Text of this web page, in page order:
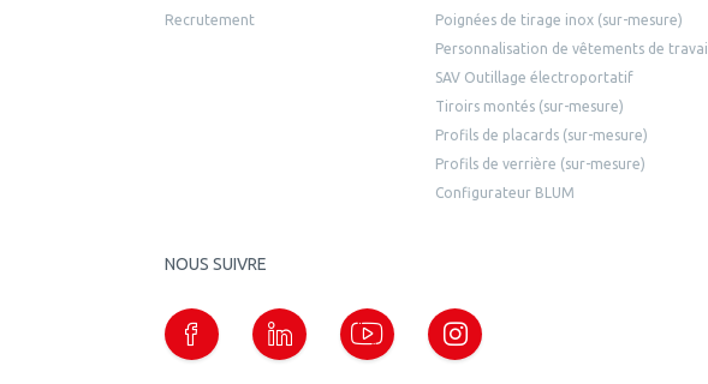
Recrutement
Poignées de tirage inox (sur-mesure)
Personnalisation de vêtements de travail
SAV Outillage électroportatif
Tiroirs montés (sur-mesure)
Profils de placards (sur-mesure)
Profils de verrière (sur-mesure)
Configurateur BLUM
NOUS SUIVRE